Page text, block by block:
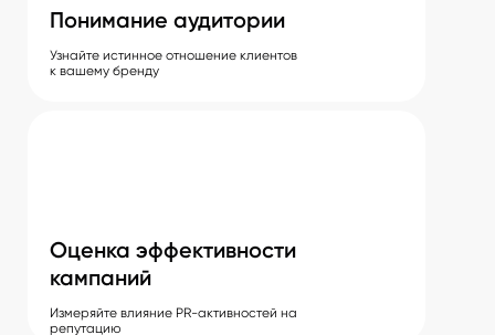
Измеряйте влияние PR-активностей на
репутацию
Оценка эффективности
кампаний
Узнайте истинное отношение клиентов
к вашему бренду
Понимание аудитории